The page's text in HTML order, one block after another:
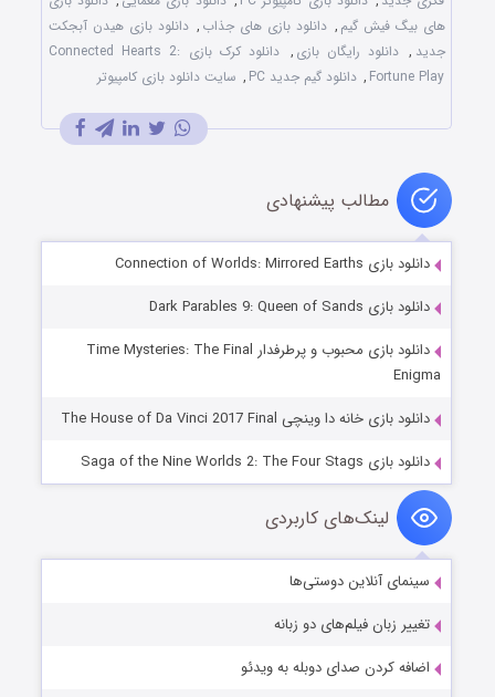
های بيگ فيش گيم , دانلود بازی های جذاب , دانلود بازی هيدن آبجکت
جديد , دانلود رايگان بازی ,
دانلود کرک بازی Connected Hearts 2:
Fortune Play
, دانلود گيم جديد PC , سايت دانلود بازی کامپيوتر
مطالب پیشنهادی
دانلود بازی Connection of Worlds: Mirrored Earths
دانلود بازی Dark Parables 9: Queen of Sands
دانلود بازی محبوب و پرطرفدار Time Mysteries: The Final
Enigma
دانلود بازی خانه دا وینچی The House of Da Vinci 2017 Final
دانلود بازی Saga of the Nine Worlds 2: The Four Stags
لینک‌های کاربردی
سینمای آنلاین دوستی‌ها
تغییر زبان فیلم‌های دو زبانه
اضافه کردن صدای دوبله به ویدئو